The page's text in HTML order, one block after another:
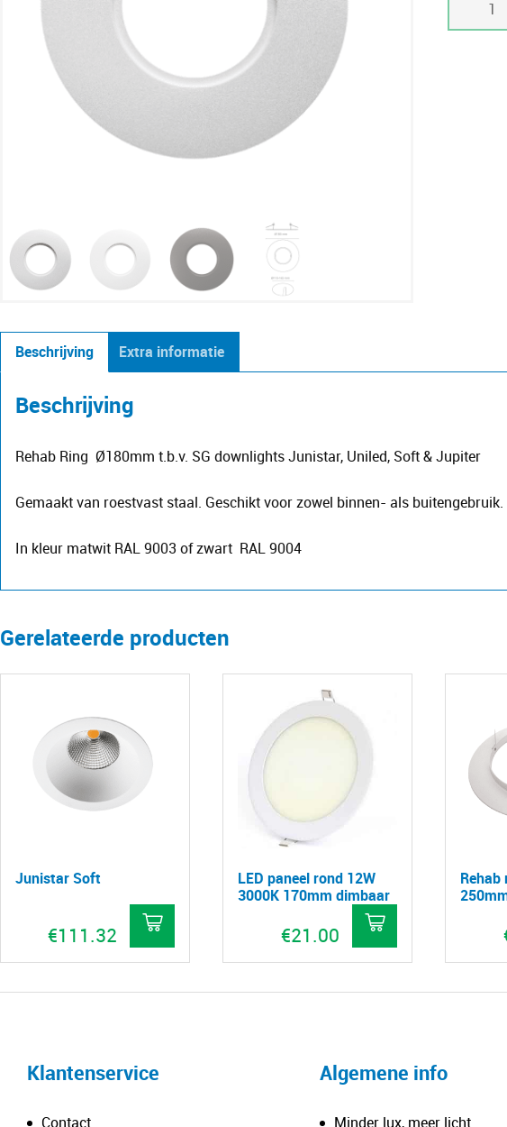
Beschrijving Extra informatie
Beschrijving
Rehab Ring Ø180mm t.b.v. SG downlights Junistar, Uniled, Soft & Jupiter
Gemaakt van roestvast staal. Geschikt voor zowel binnen- als buitengebruik.
In kleur matwit RAL 9003 of zwart RAL 9004
Gerelateerde producten
Junistar Soft
€111.32
LED paneel rond 12W
3000K 170mm dimbaar
€21.00
Klantenservice
Contact
Algemene info
Minder lux, meer licht